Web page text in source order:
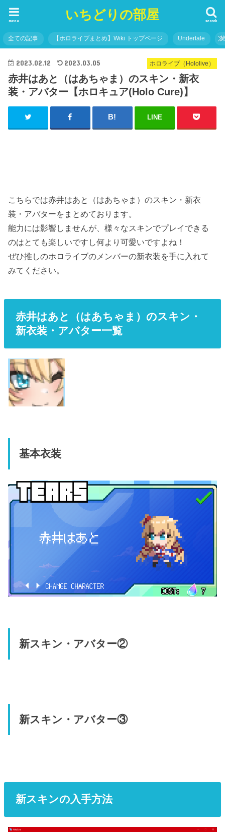
いちどりの部屋 search
menu
全ての記事 【ホロライブまとめ】Wiki トップページ Undertale
ホロライブ（Hololive）
2023.02.12 2023.03.05
赤井はあと（はあちゃま）のスキン・新衣
装・アバター【ホロキュア(Holo Cure)】
LINE
こちらでは赤井はあと（はあちゃま）のスキン・新衣
装・アバターをまとめております。
能力には影響しませんが、様々なスキンでプレイできる
のはとても楽しいですし何より可愛いですよね！
ぜひ推しのホロライブのメンバーの新衣装を手に入れて
みてください。
赤井はあと（はあちゃま）のスキン・
新衣装・アバター一覧
基本衣装
新スキン・アバター②
新スキン・アバター③
新スキンの入手方法